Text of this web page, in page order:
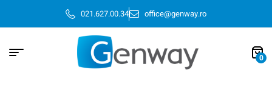
021.627.00.34 office@genway.ro
0